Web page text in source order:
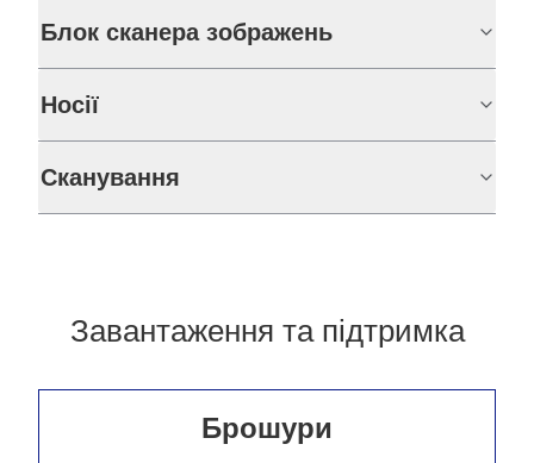
Блок сканера зображень
Носії
Сканування
Завантаження та підтримка
Брошури